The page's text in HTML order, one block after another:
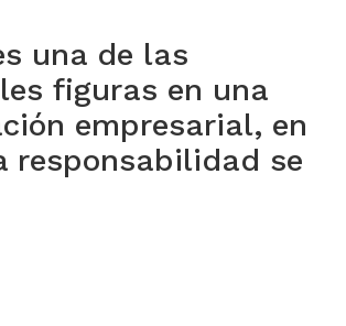
una de las
figuras en una
empresarial, en
responsabilidad se